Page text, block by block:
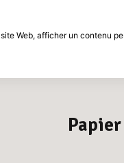
Web, afficher un contenu